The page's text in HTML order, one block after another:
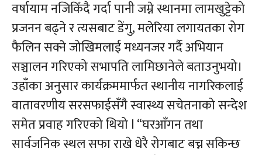
वर्षायाम नजिकिँदै गर्दा पानी जम्ने स्थानमा लामखुट्टेको
प्रजनन बढ्ने र त्यसबाट डेंगु, मलेरिया लगायतका रोग
फैलिन सक्ने जोखिमलाई मध्यनजर गर्दै अभियान
सञ्चालन गरिएको सभापति लामिछानेले बताउनुभयो।
उहाँका अनुसार कार्यक्रममार्फत स्थानीय नागरिकलाई
वातावरणीय सरसफाईसँगै स्वास्थ्य सचेतनाको सन्देश
समेत प्रवाह गरिएको थियो l “घरआँगन तथा
सार्वजनिक स्थल सफा राखे धेरै रोगबाट बच्न सकिन्छ